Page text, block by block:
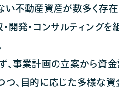
不動産資産が数多く存在
開発・コンサルティング
事業計画の立案から資金
つ、目的に応じた多様な